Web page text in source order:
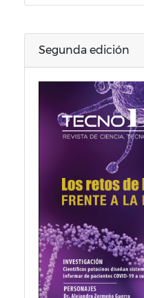
Segunda edición